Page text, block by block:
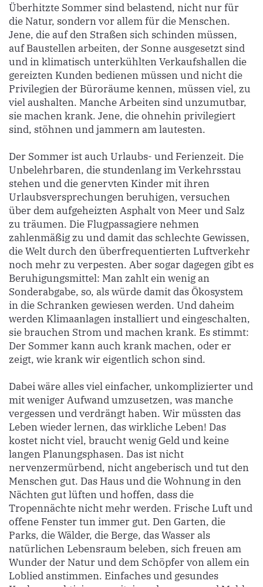
Überhitzte Sommer sind belastend, nicht nur für
die Natur, sondern vor allem für die Menschen.
Jene, die auf den Straßen sich schinden müssen,
auf Baustellen arbeiten, der Sonne ausgesetzt sind
und in klimatisch unterkühlten Verkaufshallen die
gereizten Kunden bedienen müssen und nicht die
Privilegien der Büroräume kennen, müssen viel, zu
viel aushalten. Manche Arbeiten sind unzumutbar,
sie machen krank. Jene, die ohnehin privilegiert
sind, stöhnen und jammern am lautesten.
Der Sommer ist auch Urlaubs- und Ferienzeit. Die
Unbelehrbaren, die stundenlang im Verkehrsstau
stehen und die genervten Kinder mit ihren
Urlaubsversprechungen beruhigen, versuchen
über dem aufgeheizten Asphalt von Meer und Salz
zu träumen. Die Flugpassagiere nehmen
zahlenmäßig zu und damit das schlechte Gewissen,
die Welt durch den überfrequentierten Luftverkehr
noch mehr zu verpesten. Aber sogar dagegen gibt es
Beruhigungsmittel: Man zahlt ein wenig an
Sonderabgabe, so, als würde damit das Ökosystem
in die Schranken gewiesen werden. Und daheim
werden Klimaanlagen installiert und eingeschalten,
sie brauchen Strom und machen krank. Es stimmt:
Der Sommer kann auch krank machen, oder er
zeigt, wie krank wir eigentlich schon sind.
Dabei wäre alles viel einfacher, unkomplizierter und
mit weniger Aufwand umzusetzen, was manche
vergessen und verdrängt haben. Wir müssten das
Leben wieder lernen, das wirkliche Leben! Das
kostet nicht viel, braucht wenig Geld und keine
langen Planungsphasen. Das ist nicht
nervenzermürbend, nicht angeberisch und tut den
Menschen gut. Das Haus und die Wohnung in den
Nächten gut lüften und hoffen, dass die
Tropennächte nicht mehr werden. Frische Luft und
offene Fenster tun immer gut. Den Garten, die
Parks, die Wälder, die Berge, das Wasser als
natürlichen Lebensraum beleben, sich freuen am
Wunder der Natur und dem Schöpfer von allem ein
Loblied anstimmen. Einfaches und gesundes